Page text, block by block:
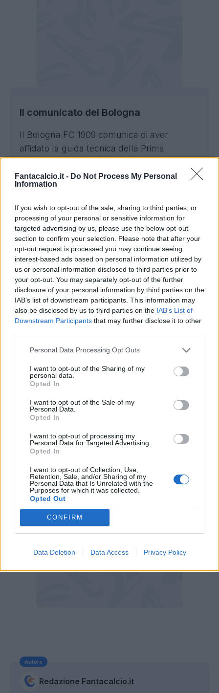
Fantacalcio.it - Do Not Process My Personal
Information
If you wish to opt-out of the sale, sharing to third parties, or
processing of your personal or sensitive information for
targeted advertising by us, please use the below opt-out
section to confirm your selection. Please note that after your
opt-out request is processed you may continue seeing
interest-based ads based on personal information utilized by
us or personal information disclosed to third parties prior to
your opt-out. You may separately opt-out of the further
disclosure of your personal information by third parties on the
IAB’s list of downstream participants. This information may
also be disclosed by us to third parties on the IAB’s List of
Downstream Participants that may further disclose it to other
Personal Data Processing Opt Outs
I want to opt-out of the Sharing of my
personal data.
Opted In
I want to opt-out of the Sale of my
Personal Data.
Opted In
I want to opt-out of processing my
Personal Data for Targeted Advertising.
Opted In
I want to opt-out of Collection, Use,
Retention, Sale, and/or Sharing of my
Personal Data that Is Unrelated with the
Purposes for which it was collected.
Opted Out
CONFIRM
Data Deletion Data Access Privacy Policy
Il comunicato del Bologna
Il Bologna FC 1909 comunica di aver
affidato la guida tecnica della Prima
sottoscritto un contratto fino al 30 giugno
2028 con opzione per una stagione
successiva.
Nato a Rossano (CS) il 12/9/1985, nel corso
della sua carriera da allenatore ha lavorato
nei settori giovanili di Stoccarda e
Hoffenheim, quindi ha guidato Erzgebirge
Aue, Schalke 04, Spartak Mosca, Lipsia,
Nazionale del Belgio e Fenerbahce. Ha
ottenuto un secondo e un quarto posto
nella Bundesliga tedesca, un secondo
posto nella Prem’er-Liga russa, ha
raggiunto gli Ottavi di Finale ai Campionati
Germania (Lipsia 2021-22) e una
Supercoppa di Turchia (Fenerbahce 2025).
A livello di competizioni continentali, ha
partecipato alla Champions League e
anche all’Europa League, raggiungendo la
semifinale nel 2021-22.
Benvenuto Mister!
Autore
Redazione Fantacalcio.it